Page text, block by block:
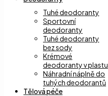
Tuhé deodoranty
Sportovní
deodoranty
Tuhé deodoranty
bez sody
Krémové
deodoranty v plastu
Náhradní náplně do
tuhých deodorantů
Tělová péče